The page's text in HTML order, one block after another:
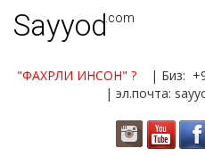
Sayyod.com
"ФАХРЛИ ИНСОН" ?
| Биз:
| эл.почта: